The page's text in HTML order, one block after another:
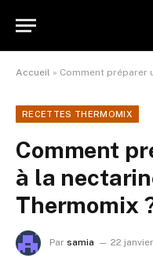
Accueil » Comment préparer
RECETTES THERMOMIX
Comment
à la
Thermomix
Par samia 22